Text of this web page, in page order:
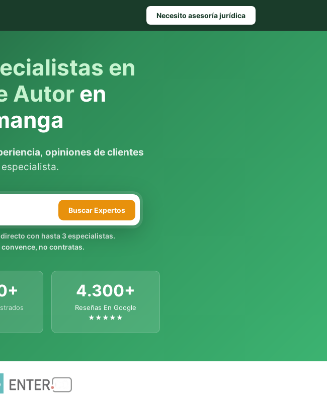
Necesito asesoría jurídica
en
Autoren
, opiniones de clientes
BuscarExpertos
con hasta 3 especialistas.
convence, no contratas.
4.300+
Reseñas En Google
★★★★★